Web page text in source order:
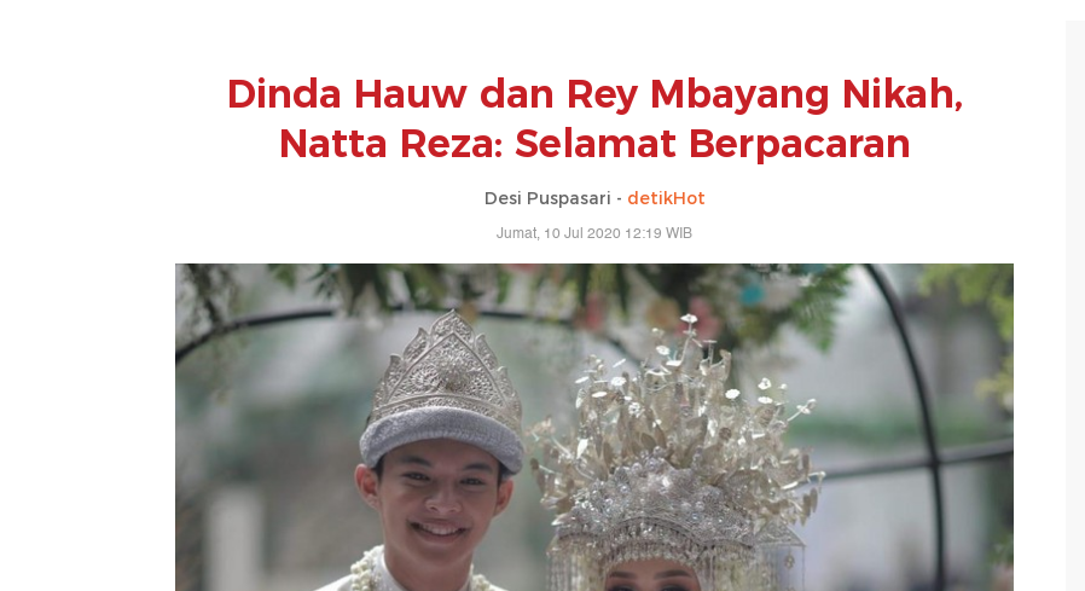
Dinda Hauw dan Rey Mbayang Nikah,
Natta Reza: Selamat Berpacaran
Desi Puspasari - detikHot
Jumat, 10 Jul 2020 12:19 WIB